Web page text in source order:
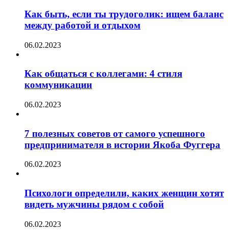
Как быть, если ты трудоголик: ищем баланс
между работой и отдыхом
06.02.2023
Как общаться с коллегами: 4 стиля
коммуникации
06.02.2023
7 полезных советов от самого успешного
предпринимателя в истории Якоба Фуггера
06.02.2023
Психологи определили, каких женщин хотят
видеть мужчины рядом с собой
06.02.2023